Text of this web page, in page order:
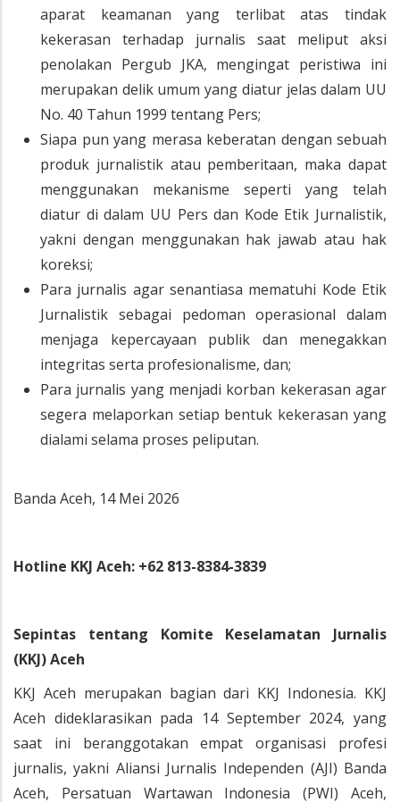
aparat keamanan yang terlibat atas tindak
kekerasan terhadap jurnalis saat meliput aksi
penolakan Pergub JKA, mengingat peristiwa ini
merupakan delik umum yang diatur jelas dalam UU
No. 40 Tahun 1999 tentang Pers;
Siapa pun yang merasa keberatan dengan sebuah
produk jurnalistik atau pemberitaan, maka dapat
menggunakan mekanisme seperti yang telah
diatur di dalam UU Pers dan Kode Etik Jurnalistik,
yakni dengan menggunakan hak jawab atau hak
koreksi;
Para jurnalis agar senantiasa mematuhi Kode Etik
Jurnalistik sebagai pedoman operasional dalam
menjaga kepercayaan publik dan menegakkan
integritas serta profesionalisme, dan;
Para jurnalis yang menjadi korban kekerasan agar
segera melaporkan setiap bentuk kekerasan yang
dialami selama proses peliputan.
Banda Aceh, 14 Mei 2026
Hotline KKJ Aceh: +62 813-8384-3839
Sepintas tentang Komite Keselamatan Jurnalis
(KKJ) Aceh
KKJ Aceh merupakan bagian dari KKJ Indonesia. KKJ
Aceh dideklarasikan pada 14 September 2024, yang
saat ini beranggotakan empat organisasi profesi
jurnalis, yakni Aliansi Jurnalis Independen (AJI) Banda
Aceh, Persatuan Wartawan Indonesia (PWI) Aceh,